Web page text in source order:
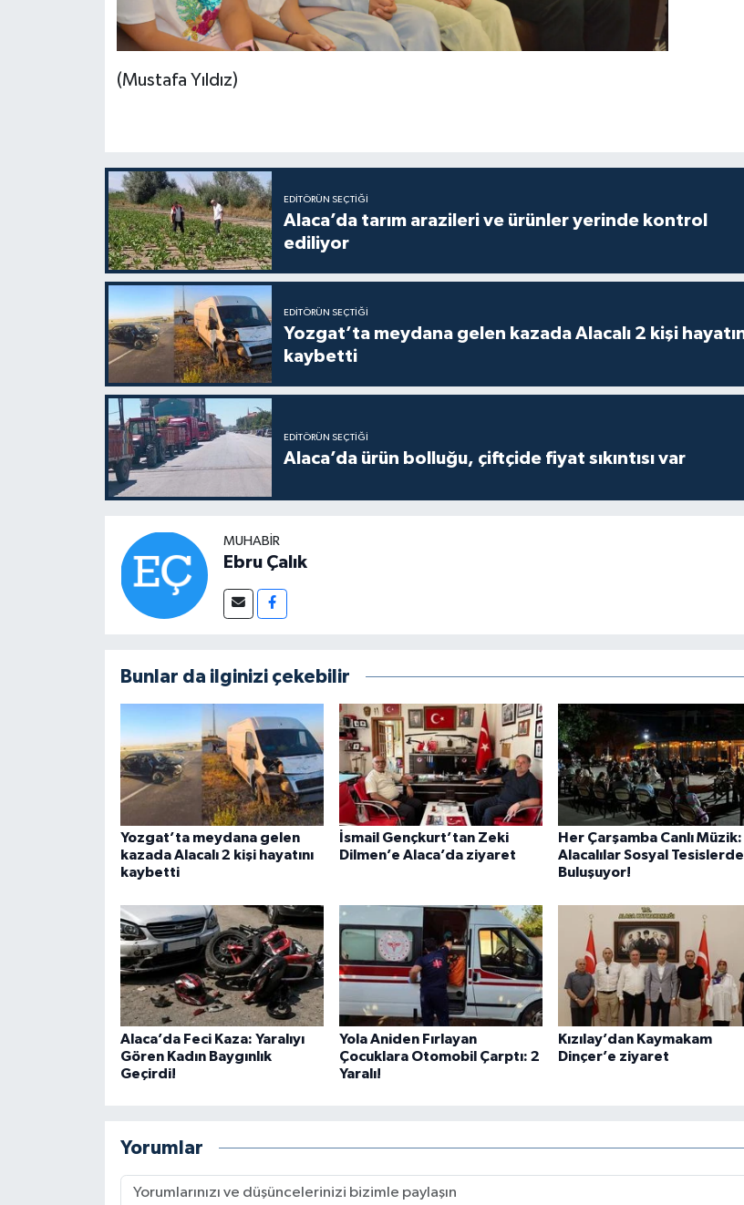
(Mustafa Yıldız)
EDITÖRÜN SEÇTIĞI
Alaca’da tarım arazileri ve ürünler yerinde kontrol
ediliyor
EDITÖRÜN SEÇTIĞI
Yozgat’ta meydana gelen kazada Alacalı 2 kişi hayatını
kaybetti
EDITÖRÜN SEÇTIĞI
Alaca’da ürün bolluğu, çiftçide fiyat sıkıntısı var
MUHABIR
Ebru Çalık
Bunlar da ilginizi çekebilir
Yozgat’ta meydana gelen
kazada Alacalı 2 kişi hayatını
kaybetti
İsmail Gençkurt’tan Zeki
Dilmen’e Alaca’da ziyaret
Her Çarşamba Canlı Müzik:
Alacalılar Sosyal Tesislerde
Buluşuyor!
Alaca’da Feci Kaza: Yaralıyı
Gören Kadın Baygınlık
Geçirdi!
Yola Aniden Fırlayan
Çocuklara Otomobil Çarptı: 2
Yaralı!
Kızılay’dan Kaymakam
Dinçer’e ziyaret
Yorumlar